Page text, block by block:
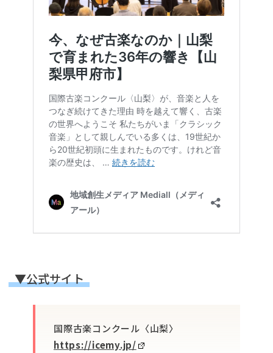
▼公式サイト
国際古楽コンクール〈山梨〉
https://icemy.jp/